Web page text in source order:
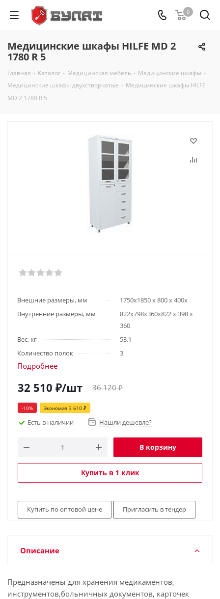
0
Медицинские шкафы HILFE MD 2
1780 R 5
Главная - Каталог - Медицинская мебель - Медицинские шкафы -
Медицинские шкафы двухстворчатые - Медицинские шкафы HILFE
MD 2 1780 R 5
Внешние размеры, мм
1750х1850 x 800 x 400х
Внутренние размеры, мм
822x798x360х822 x 398 x
360
Вес, кг
53,1
Количество полок
3
Подробнее
32 510 ₽/шт 36 120₽
-10% Экономия 3 610 ₽
Есть в наличии Нашли дешевле?
В корзину
Купить в 1 клик
Купить по оптовой цене Пригласить в тендер
Описание
Предназначены для хранения медикаментов,
инструментов,больничных документов, карточек